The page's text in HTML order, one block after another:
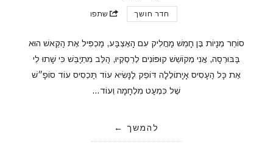
חדר חושך שתפו
סוֹחֵר מְנָיוֹת בֶּן חָמֵשׁ מַחֲלִיק עִם הָאֶצְבַּע, מַכְפִּיל אֶת הַקֵּאשׁ הוּא
בַּבּוּרְסָה, אֲנִי מְקוֹשֵׁשׁ קוּפּוֹנִים לְרֵסְקְיוּ, הַלֵּב מִתְיַבֵּשׁ כִּי שָׁתוּ לִי
אֶת כָּל הַעָסִיס אָיָתוֹלְלָה דּוֹפֵק לַנָּשִׂיא עוֹד תַּכְסִיס עוֹד סוֹפָ״שׁ
שֶׁל כִּמְעַט מִלְחָמָה וְעוֹד…
להמשך